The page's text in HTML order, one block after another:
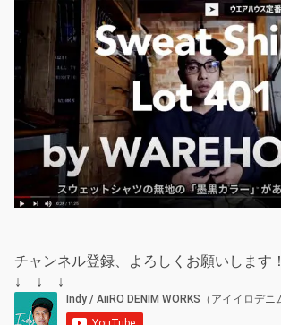
チャンネル登録、よろしくお願いします！
↓ ↓ ↓